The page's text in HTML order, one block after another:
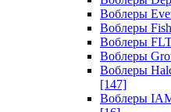
Воблеры
Воблеры
Воблеры
Воблеры
Воблеры
[147]
Воблеры